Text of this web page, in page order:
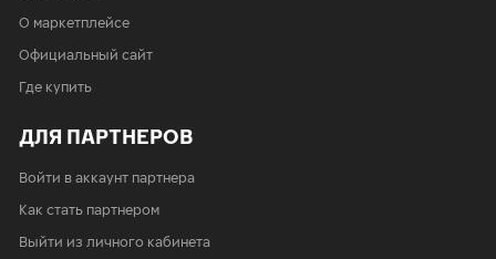
О маркетплейсе
Официальный сайт
Где купить
ДЛЯ ПАРТНЕРОВ
Войти в аккаунт партнера
Как стать партнером
Выйти из личного кабинета